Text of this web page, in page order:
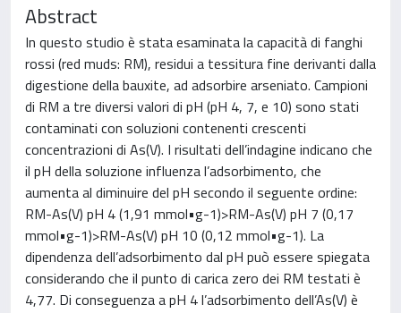
Abstract
In questo studio è stata esaminata la capacità di fanghi
rossi (red muds: RM), residui a tessitura fine derivanti dalla
digestione della bauxite, ad adsorbire arseniato. Campioni
di RM a tre diversi valori di pH (pH 4, 7, e 10) sono stati
contaminati con soluzioni contenenti crescenti
concentrazioni di As(V). I risultati dell’indagine indicano che
il pH della soluzione influenza l’adsorbimento, che
aumenta al diminuire del pH secondo il seguente ordine:
RM-As(V) pH 4 (1,91 mmol•g-1)>RM-As(V) pH 7 (0,17
mmol•g-1)>RM-As(V) pH 10 (0,12 mmol•g-1). La
dipendenza dell’adsorbimento dal pH può essere spiegata
considerando che il punto di carica zero dei RM testati è
4,77. Di conseguenza a pH 4 l’adsorbimento dell’As(V) è